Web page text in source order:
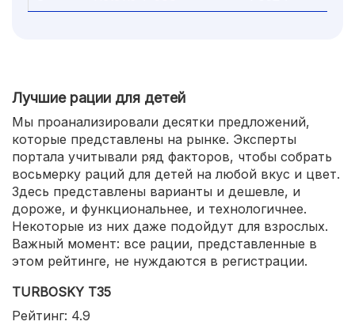
Лучшие рации для детей
Мы проанализировали десятки предложений,
которые представлены на рынке. Эксперты
портала учитывали ряд факторов, чтобы собрать
восьмерку раций для детей на любой вкус и цвет.
Здесь представлены варианты и дешевле, и
дороже, и функциональнее, и технологичнее.
Некоторые из них даже подойдут для взрослых.
Важный момент: все рации, представленные в
этом рейтинге, не нуждаются в регистрации.
TURBOSKY T35
Рейтинг: 4.9